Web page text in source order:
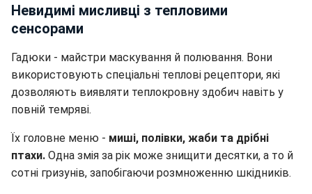
Невидимі мисливці з тепловими
сенсорами
Гадюки - майстри маскування й полювання. Вони
використовують спеціальні теплові рецептори, які
дозволяють виявляти теплокровну здобич навіть у
повній темряві.
Їх головне меню - миші, полівки, жаби та дрібні
птахи. Одна змія за рік може знищити десятки, а то й
сотні гризунів, запобігаючи розмноженню шкідників.